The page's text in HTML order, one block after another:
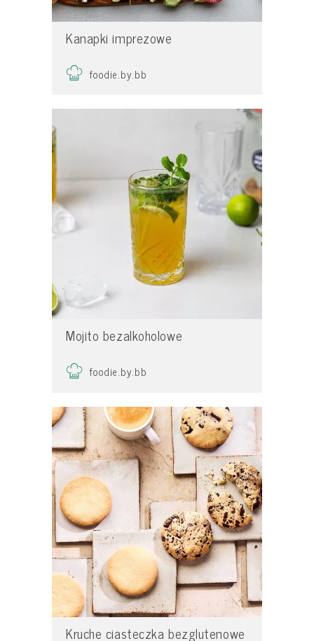
Kanapki imprezowe
foodie.by.bb
Mojito bezalkoholowe
foodie.by.bb
Kruche ciasteczka bezglutenowe